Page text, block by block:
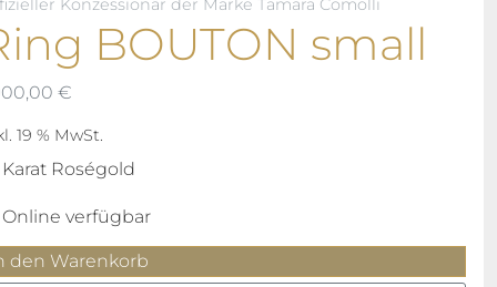
Konzessionär der Marke Tamara Comolli
BOUTON small
€
19 % MwSt.
Karat Roségold
Online verfügbar
den Warenkorb